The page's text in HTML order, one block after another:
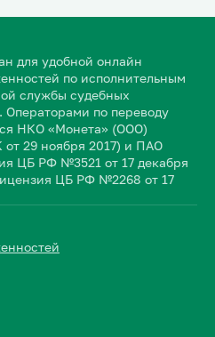
для удобной онлайн
по исполнительным
службы судебных
по переводу
НКО «Монета» (ООО)
29 ноября 2017) и ПАО
ЦБ РФ №3521 от 17 декабря
ЦБ РФ №2268 от 17